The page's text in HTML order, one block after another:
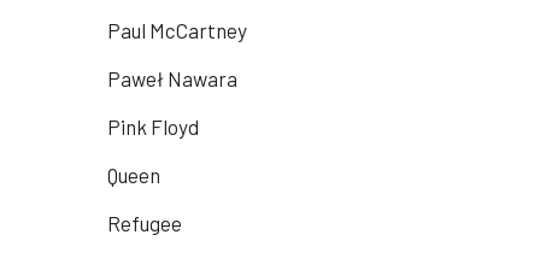
Paul McCartney
Paweł Nawara
Pink Floyd
Queen
Refugee